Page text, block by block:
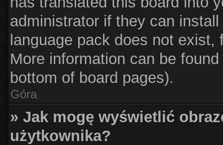
administrator if they can
language pack does not
More information can be
bottom of board pages).
Góra
» Jak mogę wyświetlić
użytkownika?